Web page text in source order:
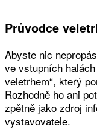
Průvodce
Abyste nic
ve vstupních
veletrhem“, který
Rozhodně ho ani
zpětně jako zdroj
vystavovatele.